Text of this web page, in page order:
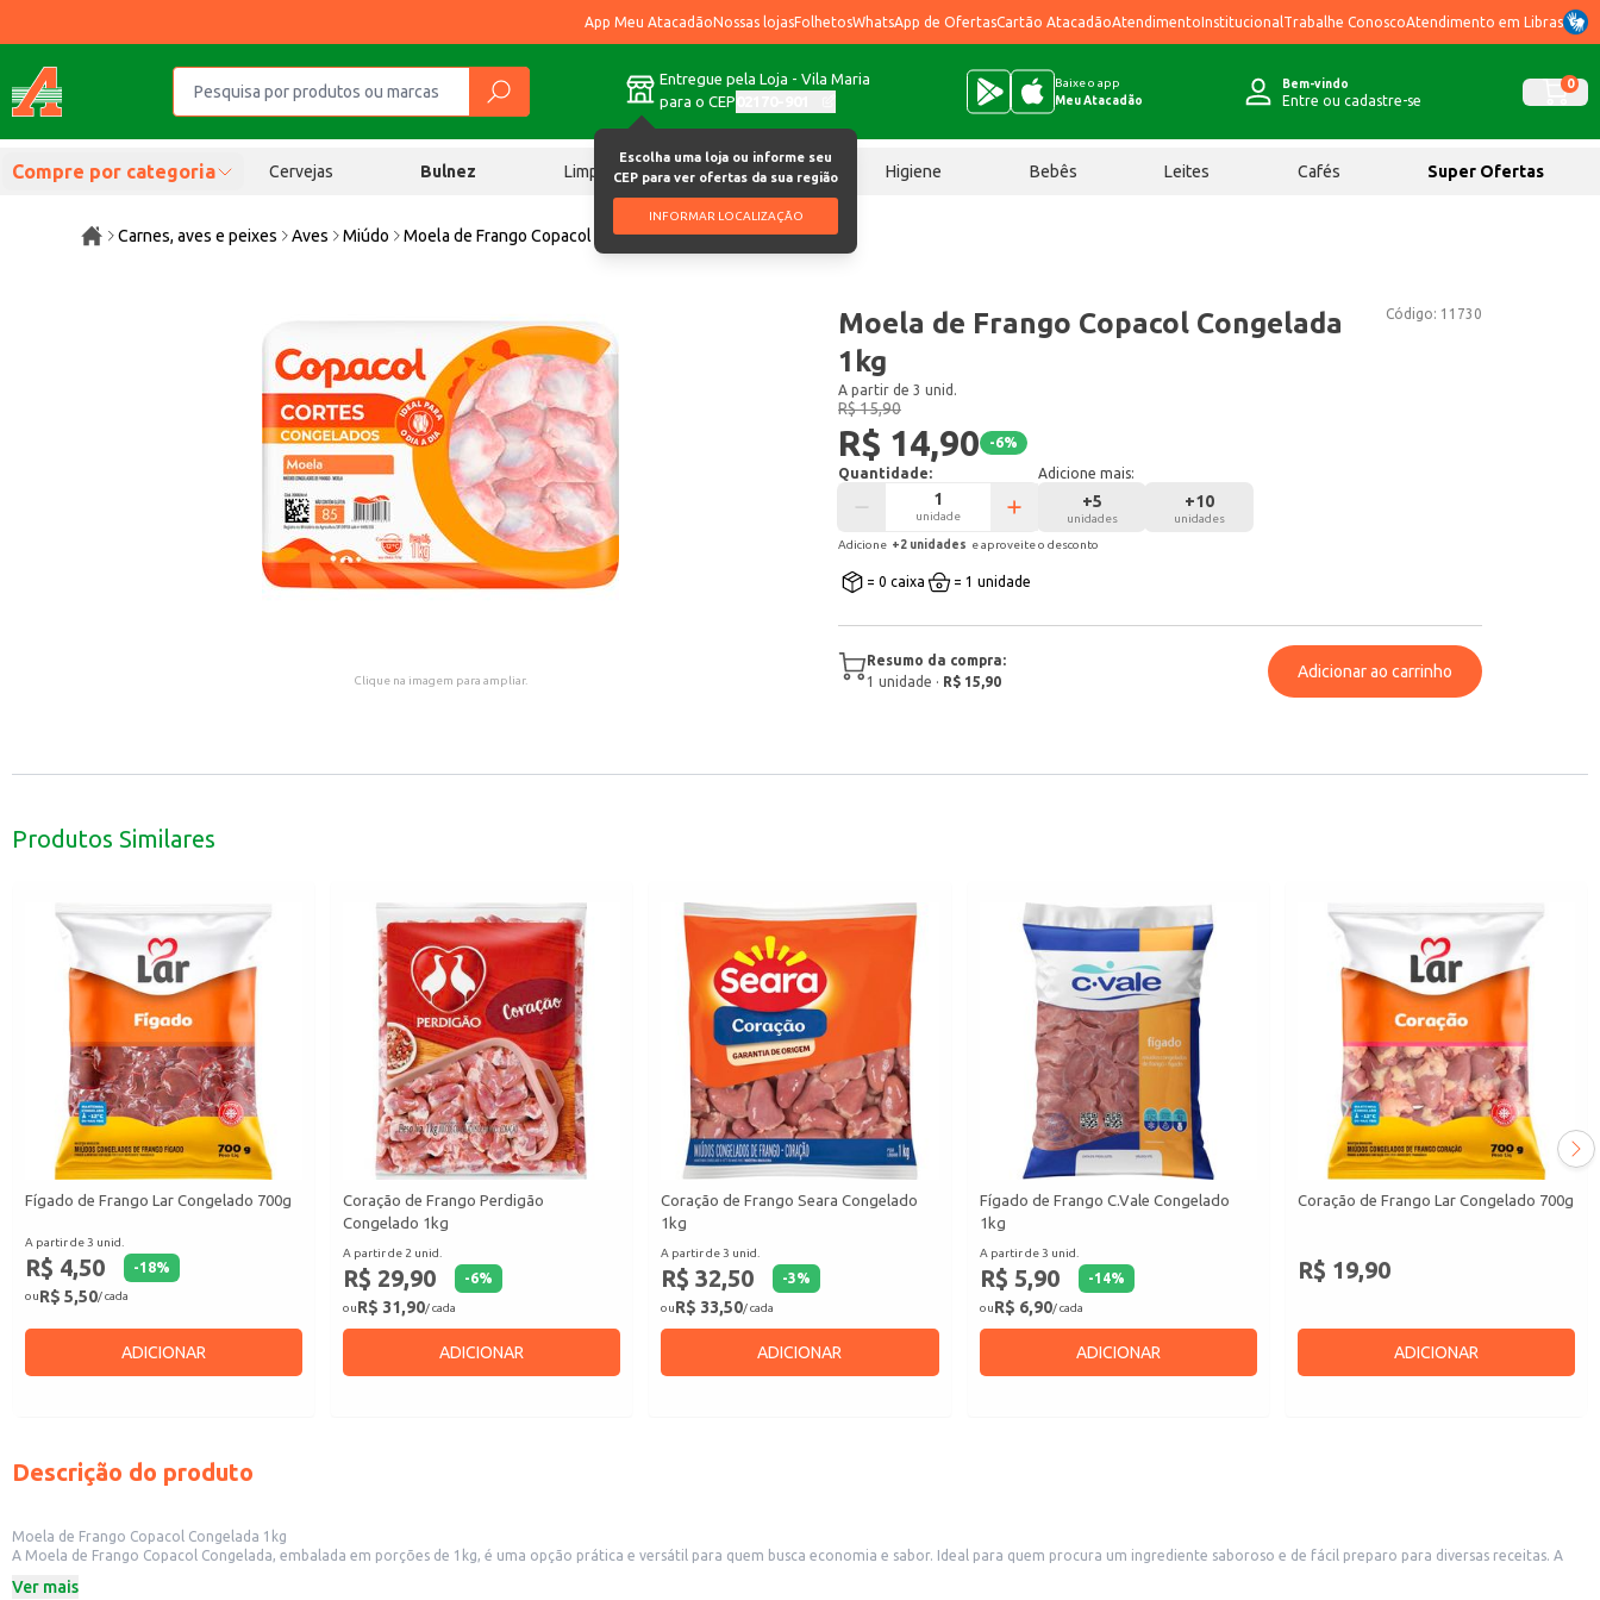
App Meu AtacadãoNossas lojasFolhetosWhatsApp de OfertasCartão AtacadãoAtendimentoInstitucional Trabalhe ConoscoAtendimento em Libras
Entregue pela Loja - Vila Maria
para o CEP
Escolha uma loja ou informe seu
CEP para ver ofertas da sua região
INFORMAR LOCALIZAÇÃO
Baixe o app
Meu Atacadão
Bem-vindo
Entre ou cadastre-se
0
Compre por categoria Cervejas Bulnez Limpeza Chocolates Higiene Bebês Leites Cafés Super Ofertas
Carnes, aves e peixes Aves Miúdo Moela de Frango Copacol Congelada 1kg
Clique na imagem para ampliar.
Código: 11730
Moela de Frango Copacol Congelada
1kg
A partir de 3 unid.
R$ 15,90
R$ 14,90 -6%
Quantidade:
unidade
Adicione mais:
+5
unidades
+10
unidades
Adicione +2 unidades e aproveite o desconto
= 0 caixa = 1 unidade
Resumo da compra:
1 unidade · R$ 15,90
Adicionar ao carrinho
Produtos Similares
Fígado de Frango Lar Congelado 700g
A partir de 3 unid.
R$ 4,50 -18%
ouR$ 5,50/ cada
ADICIONAR
Coração de Frango Perdigão
Congelado 1kg
A partir de 2 unid.
R$ 29,90 -6%
ouR$ 31,90/ cada
ADICIONAR
Coração de Frango Seara Congelado
1kg
A partir de 3 unid.
R$ 32,50 -3%
ouR$ 33,50/ cada
ADICIONAR
Fígado de Frango C.Vale Congelado
1kg
A partir de 3 unid.
R$ 5,90 -14%
ouR$ 6,90/ cada
ADICIONAR
Coração de Frango Lar Congelado 700g
R$ 19,90
ADICIONAR
Descrição do produto
Moela de Frango Copacol Congelada 1kg
A Moela de Frango Copacol Congelada, embalada em porções de 1kg, é uma opção prática e versátil para quem busca economia e sabor. Ideal para quem procura um ingrediente saboroso e de fácil preparo para diversas receitas. A
Dicas de Uso:
Ver mais